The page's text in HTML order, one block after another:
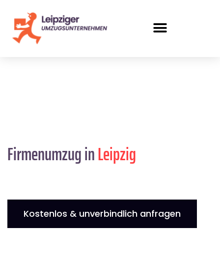
Firmenumzug inLeipzig
Kostenlos & unverbindlich anfragen